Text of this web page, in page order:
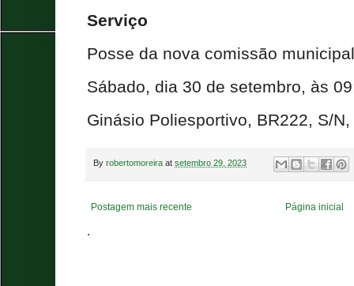
Serviço
Posse da nova comissão
Sábado, dia 30 de setembro, às
Ginásio Poliesportivo, BR222, S/
By robertomoreira at setembro 29, 2023
Postagem mais recente Página inicial
.